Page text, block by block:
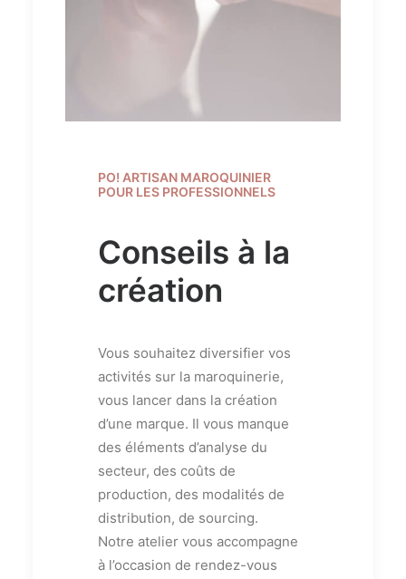
PO! ARTISAN MAROQUINIER
POUR LES PROFESSIONNELS
Conseils à la
création
Vous souhaitez diversifier vos
activités sur la maroquinerie,
vous lancer dans la création
d’une marque. Il vous manque
des éléments d’analyse du
secteur, des coûts de
production, des modalités de
distribution, de sourcing.
Notre atelier vous accompagne
à l’occasion de rendez-vous